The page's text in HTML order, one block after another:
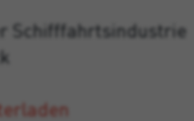
Schifffahrtsindustrie